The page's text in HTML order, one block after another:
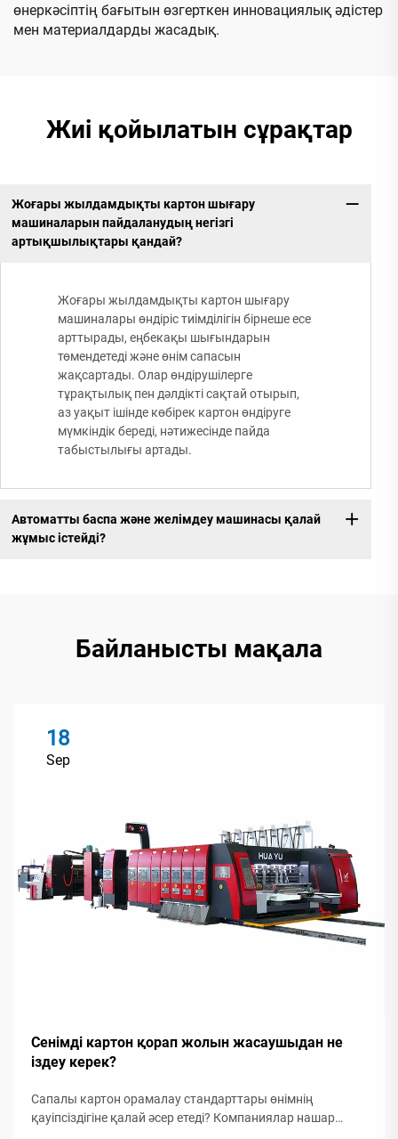
өнеркәсіптің бағытын өзгерткен инновациялық әдістер
мен материалдарды жасадық.
Жиі қойылатын сұрақтар
Жоғары жылдамдықты картон шығару
машиналарын пайдаланудың негізгі
артықшылықтары қандай?
Жоғары жылдамдықты картон шығару
машиналары өндіріс тиімділігін бірнеше есе
арттырады, еңбекақы шығындарын
төмендетеді және өнім сапасын
жақсартады. Олар өндірушілерге
тұрақтылық пен дәлдікті сақтай отырып,
аз уақыт ішінде көбірек картон өндіруге
мүмкіндік береді, нәтижесінде пайда
табыстылығы артады.
Автоматты баспа және желімдеу машинасы қалай
жұмыс істейді?
Байланысты мақала
18
Sep
Сенімді картон қорап жолын жасаушыдан не
іздеу керек?
Сапалы картон орамалау стандарттары өнімнің
қауіпсіздігіне қалай әсер етеді? Компаниялар нашар